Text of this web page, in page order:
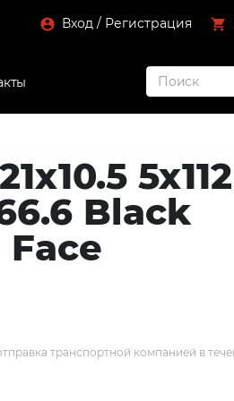
Вход / Регистрация
5x112
Black
транспортной компанией в